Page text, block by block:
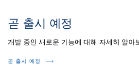
곧 출시 예정
개발 중인 새로운 기능에 대해 자세히 알아
곧 출시 예정